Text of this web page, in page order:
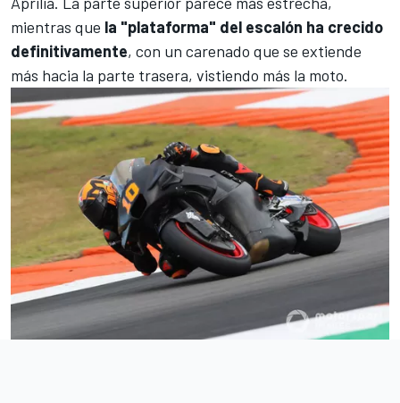
mientras que la "plataforma" del escalón ha crecido
definitivamente, con un carenado que se extiende
más hacia la parte trasera, vistiendo más la moto.